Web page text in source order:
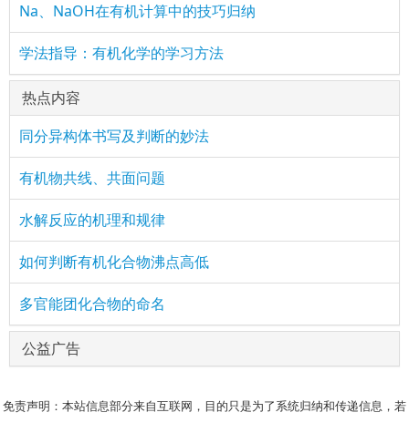
Na、NaOH在有机计算中的技巧归纳
学法指导：有机化学的学习方法
热点内容
同分异构体书写及判断的妙法
有机物共线、共面问题
水解反应的机理和规律
如何判断有机化合物沸点高低
多官能团化合物的命名
公益广告
免责声明：本站信息部分来自互联网，目的只是为了系统归纳和传递信息，若